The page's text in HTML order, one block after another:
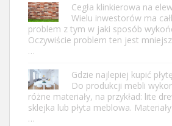
Cegła klinkierowa na
Wielu inwestorów ma
problem z tym w jaki sposób
Oczywiście problem ten jest
…
Gdzie najlepiej kupić
Do produkcji mebli
różne materiały, na przykład: lite
sklejka lub płyta meblowa.
…